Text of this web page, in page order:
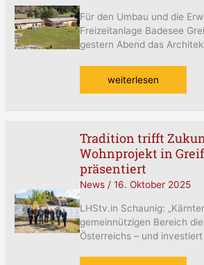
Für den Umbau und die
Freizeitanlage Badesee
gestern Abend das
Holzbaupreises
2025
weiterlesen
Tradition trifft
Wohnprojekt in
präsentiert
News/ 16. Oktober 2025
LHStv.in Schaunig:
gemeinnützigen Bereich
Österreichs – und
Tradition
trifft
Zukunft:
Neues
Wohnprojekt
in
Greifenburg
präsentiert